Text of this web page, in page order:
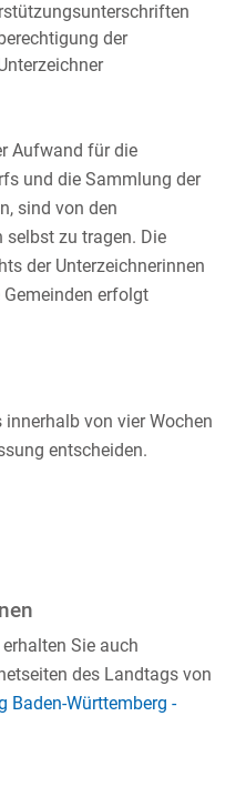
der
Aufwand für die
und die Sammlung der
sind von den
zu tragen. Die
der Unterzeichnerinnen
erfolgt
von vier Wochen
entscheiden.
Sie auch
des Landtags von
Baden-Württemberg -